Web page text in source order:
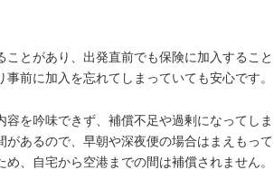
とがあり、出発直前でも保険に加入すること
前に加入を忘れてしまっていても安心です。
を吟味できず、補償不足や過剰になってしま
あるので、早朝や深夜便の場合はまえもって
、自宅から空港までの間は補償されません。